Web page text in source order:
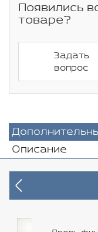
Появились
товаре?
Задать
вопрос
Описание